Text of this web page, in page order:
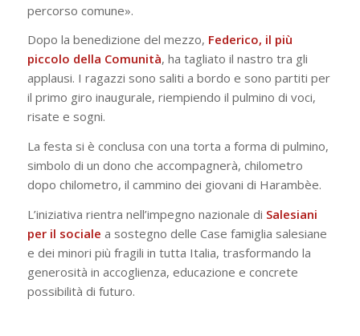
percorso comune».
Dopo la benedizione del mezzo, Federico, il più
piccolo della Comunità, ha tagliato il nastro tra gli
applausi. I ragazzi sono saliti a bordo e sono partiti per
il primo giro inaugurale, riempiendo il pulmino di voci,
risate e sogni.
La festa si è conclusa con una torta a forma di pulmino,
simbolo di un dono che accompagnerà, chilometro
dopo chilometro, il cammino dei giovani di Harambèe.
L’iniziativa rientra nell’impegno nazionale di Salesiani
per il sociale a sostegno delle Case famiglia salesiane
e dei minori più fragili in tutta Italia, trasformando la
generosità in accoglienza, educazione e concrete
possibilità di futuro.